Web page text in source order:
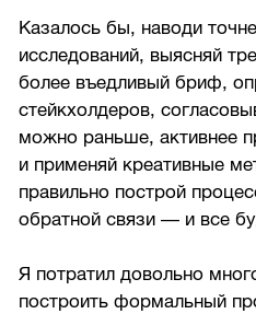
Казалось бы, наводи
исследований, выясняй
более въедливый бриф,
стейкхолдеров,
можно раньше, активнее
и применяй креативные
правильно построй
обратной связи — и все
Я потратил довольно
построить формальный